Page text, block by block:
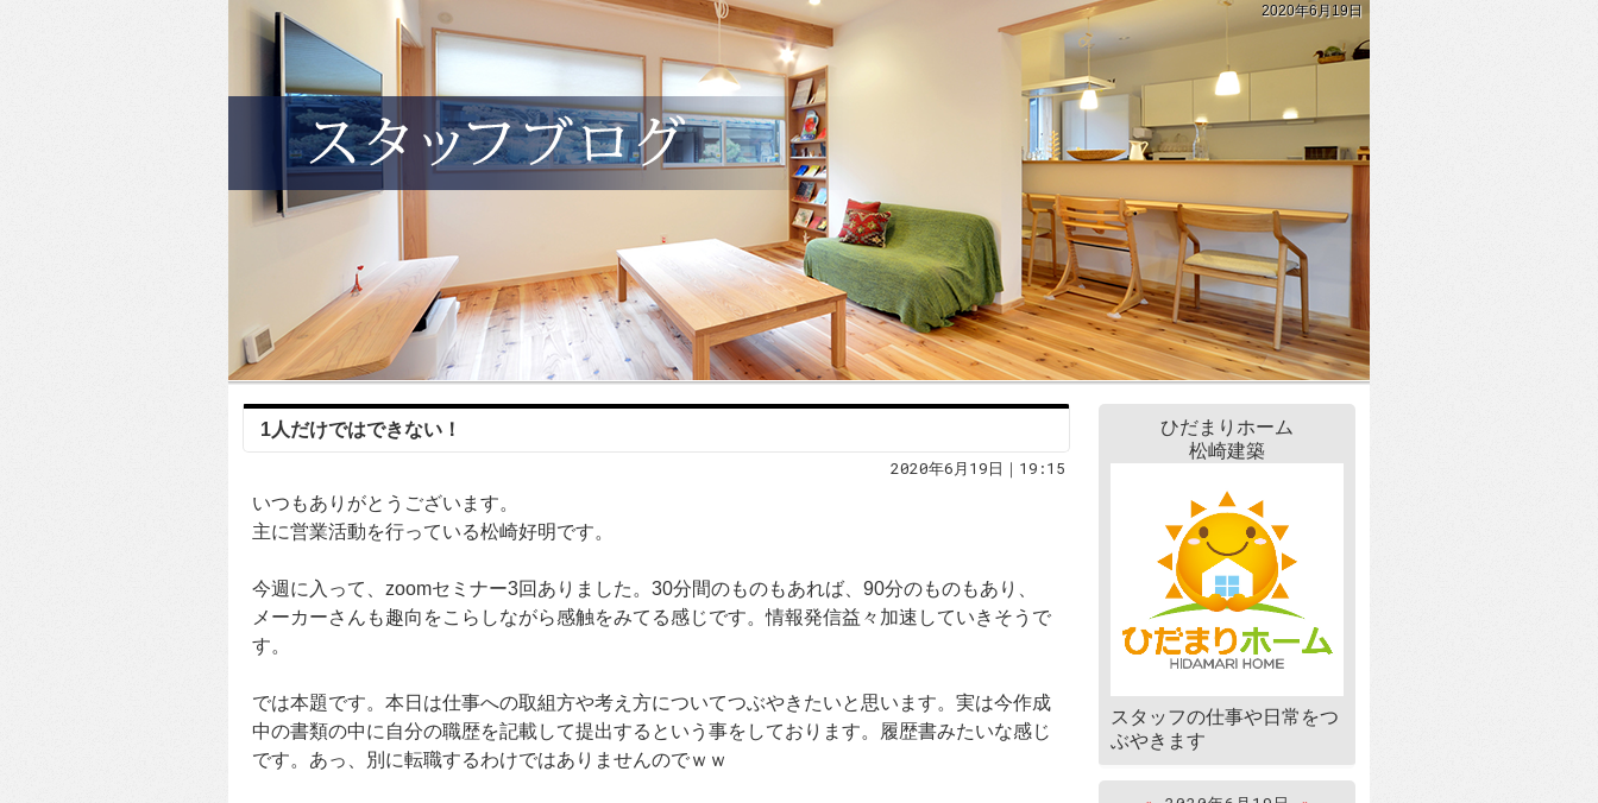
2020年6月19日
1人だけではできない！
2020年6月19日｜19:15
いつもありがとうございます。
主に営業活動を行っている松崎好明です。
今週に入って、zoomセミナー3回ありました。30分間のものもあれば、90分のものもあり、
メーカーさんも趣向をこらしながら感触をみてる感じです。情報発信益々加速していきそうで
す。
では本題です。本日は仕事への取組方や考え方についてつぶやきたいと思います。実は今作成
中の書類の中に自分の職歴を記載して提出するという事をしております。履歴書みたいな感じ
です。あっ、別に転職するわけではありませんのでｗｗ
ひだまりホーム
松崎建築
スタッフの仕事や日常をつ
ぶやきます